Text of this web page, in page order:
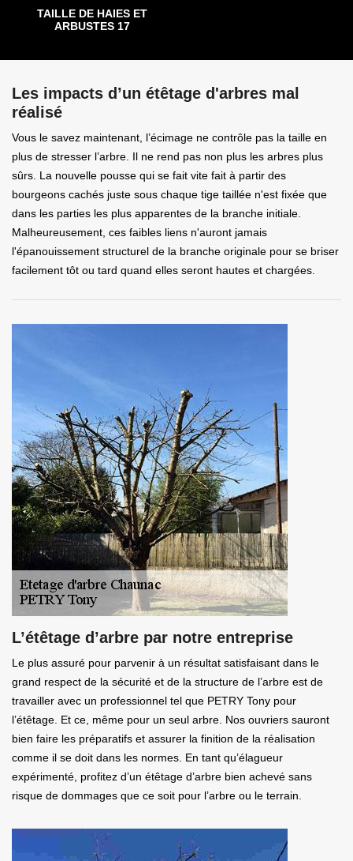
TAILLE DE HAIES ET
ARBUSTES 17
Les impacts d’un étêtage d'arbres mal
réalisé
Vous le savez maintenant, l’écimage ne contrôle pas la taille en
plus de stresser l’arbre. Il ne rend pas non plus les arbres plus
sûrs. La nouvelle pousse qui se fait vite fait à partir des
bourgeons cachés juste sous chaque tige taillée n'est fixée que
dans les parties les plus apparentes de la branche initiale.
Malheureusement, ces faibles liens n'auront jamais
l'épanouissement structurel de la branche originale pour se briser
facilement tôt ou tard quand elles seront hautes et chargées.
L’étêtage d’arbre par notre entreprise
Le plus assuré pour parvenir à un résultat satisfaisant dans le
grand respect de la sécurité et de la structure de l’arbre est de
travailler avec un professionnel tel que PETRY Tony pour
l’étêtage. Et ce, même pour un seul arbre. Nos ouvriers sauront
bien faire les préparatifs et assurer la finition de la réalisation
comme il se doit dans les normes. En tant qu’élagueur
expérimenté, profitez d’un étêtage d’arbre bien achevé sans
risque de dommages que ce soit pour l’arbre ou le terrain.